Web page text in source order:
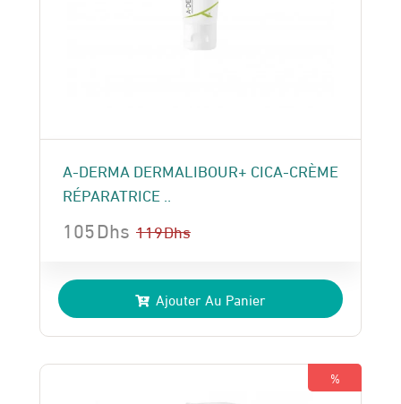
A-DERMA DERMALIBOUR+ CICA-CRÈME
RÉPARATRICE ..
119Dhs
prix
initial
était :
119 Dhs.
105Dhs
prix
actuel
est :
105 Dhs.
Ajouter Au Panier
%